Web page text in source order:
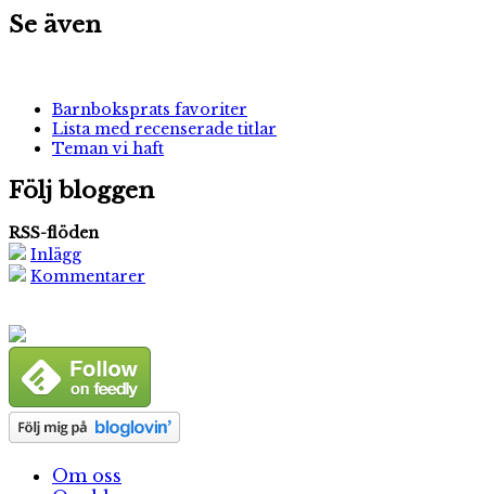
Se även
Barnboksprats favoriter
Lista med recenserade titlar
Teman vi haft
Följ bloggen
RSS-flöden
Inlägg
Kommentarer
Om oss